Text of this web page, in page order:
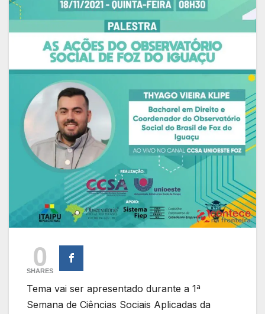
0
SHARES
Tema vai ser apresentado durante a 1ª
Semana de Ciências Sociais Aplicadas da